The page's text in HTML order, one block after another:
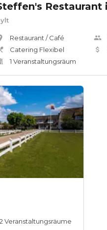
Restaurant / Café
Catering Flexibel
1 Veranstaltungsräum
2 Veranstaltungsräume